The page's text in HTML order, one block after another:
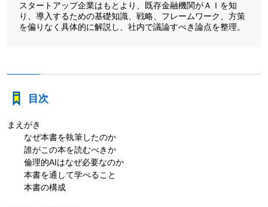
スタートアップ企業はもとより、既存金融機関がＡＩを知
り、導入するための基礎知識、戦略、フレームワーク、方策
を偏りなく具体的に解説し、社内で議論すべき論点を整理。
目次
まえがき
なぜ本書を執筆したのか
誰がこの本を読むべきか
倫理的AIはなぜ必要なのか
本書を通して学べること
本書の構成